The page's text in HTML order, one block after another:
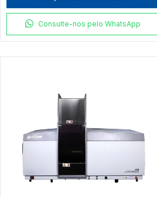
Consulte-nos pelo WhatsApp